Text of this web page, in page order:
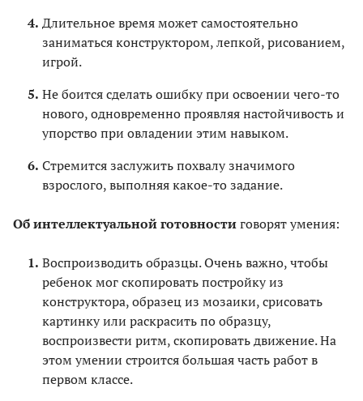
Длительное время может самостоятельно
заниматься конструктором, лепкой, рисованием,
игрой.
Не боится сделать ошибку при освоении чего-то
нового, одновременно проявляя настойчивость и
упорство при овладении этим навыком.
Стремится заслужить похвалу значимого
взрослого, выполняя какое-то задание.
Об интеллектуальной готовностиговорят умения:
Воспроизводить образцы. Очень важно, чтобы
ребенок мог скопировать постройку из
конструктора, образец из мозаики, срисовать
картинку или раскрасить по образцу,
воспроизвести ритм, скопировать движение. На
этом умении строится большая часть работ в
первом классе.